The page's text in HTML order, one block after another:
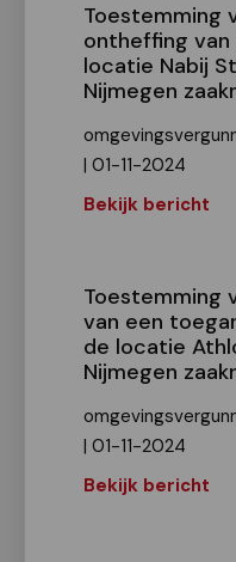
Toestemming
ontheffing
locatie Nabij
Nijmegen
| 01-11-2024
Bekijk bericht
Toestemming
van een
de locatie
Nijmegen
| 01-11-2024
Bekijk bericht